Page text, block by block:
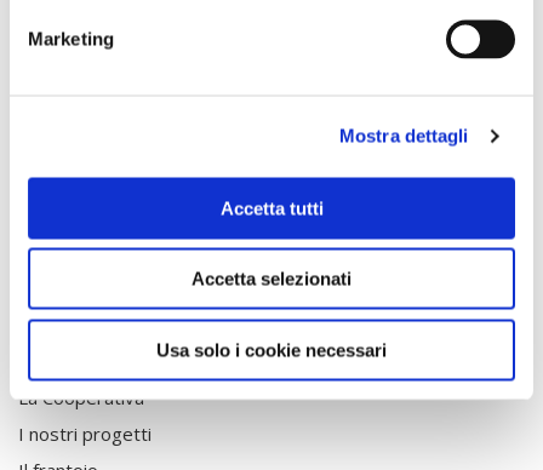
Marketing
Mostra dettagli
Accetta tutti
Accetta selezionati
Usa solo i cookie necessari
Cilento (SA)
Tel. +39 0974 903239
La Cooperativa
I nostri progetti